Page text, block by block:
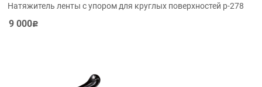
Натяжитель ленты с упором для круглых поверхностей р-278
9 000Р